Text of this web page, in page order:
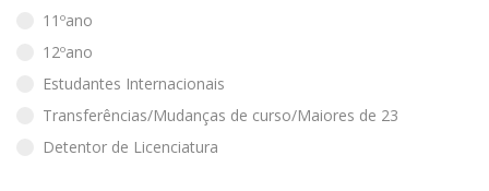
11ºano
12ºano
Estudantes Internacionais
Transferências/Mudanças de curso/Maiores de 23
Detentor de Licenciatura